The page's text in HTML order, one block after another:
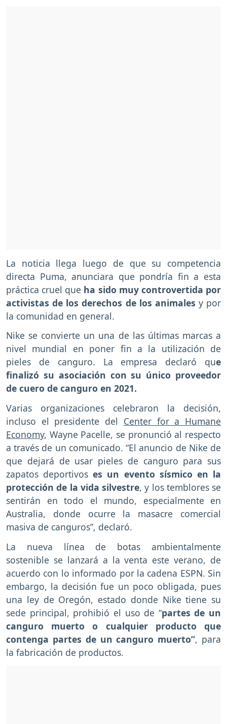
La noticia llega luego de que su competencia
directa Puma, anunciara que pondría fin a esta
práctica cruel que ha sido muy controvertida por
activistas de los derechos de los animales y por
la comunidad en general.
Nike se convierte un una de las últimas marcas a
nivel mundial en poner fin a la utilización de
pieles de canguro. La empresa declaró que
finalizó su asociación con su único proveedor
de cuero de canguro en 2021.
Varias organizaciones celebraron la decisión,
incluso el presidente del Center for a Humane
Economy, Wayne Pacelle, se pronunció al respecto
a través de un comunicado. “El anuncio de Nike de
que dejará de usar pieles de canguro para sus
zapatos deportivoses un evento sísmico en la
protección de la vida silvestre, y los temblores se
sentirán en todo el mundo, especialmente en
Australia, donde ocurre la masacre comercial
masiva de canguros”, declaró.
La nueva línea de botas ambientalmente
sostenible se lanzará a la venta este verano, de
acuerdo con lo informado por la cadena ESPN. Sin
embargo, la decisión fue un poco obligada, pues
una ley de Oregón, estado donde Nike tiene su
sede principal, prohibió el uso de “partes de un
canguro muerto o cualquier producto que
contenga partes de un canguro muerto”, para
la fabricación de productos.